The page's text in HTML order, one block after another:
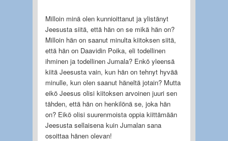
Milloin minä olen kunnioittanut ja ylistänyt
Jeesusta siitä, että hän on se mikä hän on?
Milloin hän on saanut minulta kiitoksen siitä,
että hän on Daavidin Poika, eli todellinen
ihminen ja todellinen Jumala? Enkö yleensä
kiitä Jeesusta vain, kun hän on tehnyt hyvää
minulle, kun olen saanut häneltä jotain? Mutta
eikö Jeesus olisi kiitoksen arvoinen juuri sen
tähden, että hän on henkilönä se, joka hän
on? Eikö olisi suurenmoista oppia kiittämään
Jeesusta sellaisena kuin Jumalan sana
osoittaa hänen olevan!